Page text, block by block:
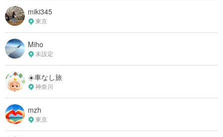
miki345
東京
Miho
未設定
☀️車なし旅
神奈川
mzh
東京